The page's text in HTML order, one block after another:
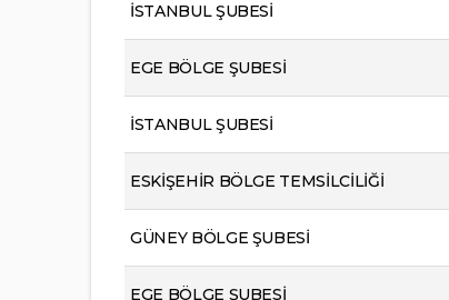
İSTANBUL ŞUBESİ
EGE BÖLGE ŞUBESİ
İSTANBUL ŞUBESİ
ESKİŞEHİR BÖLGE TEMSİLCİLİĞİ
GÜNEY BÖLGE ŞUBESİ
EGE BÖLGE ŞUBESİ